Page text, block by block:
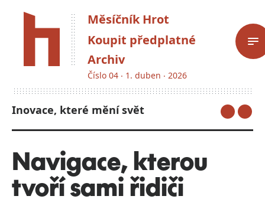
Měsíčník Hrot
Koupit předplatné
Archiv
Číslo 04 ‧ 1. duben ‧ 2026
Inovace, které mění svět
Navigace, kterou
tvoří sami řidiči